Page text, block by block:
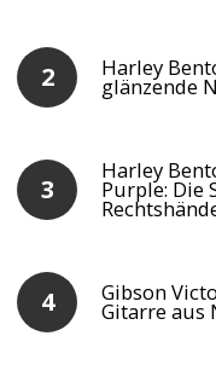
Harley
glänzende
Harley
Purple: Die
Gibson
Gitarre aus